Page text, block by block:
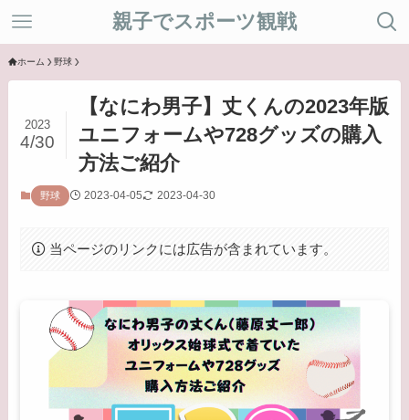
親子でスポーツ観戦
ホーム 野球
【なにわ男子】丈くんの2023年版
ユニフォームや728グッズの購入
方法ご紹介
2023
4/30
野球 2023-04-05 2023-04-30
当ページのリンクには広告が含まれています。